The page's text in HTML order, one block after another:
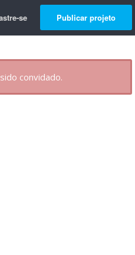
se Publicar projeto
convidado.